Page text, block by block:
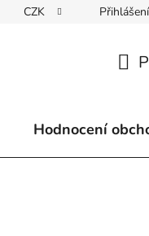
Způsoby doručení
CZK Přihlášení
Hodnocení